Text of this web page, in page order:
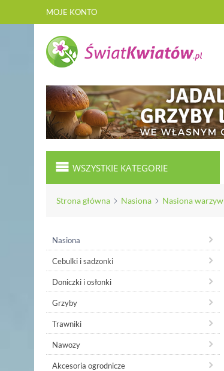
MOJE KONTO
WSZYSTKIE KATEGORIE
Strona główna Nasiona Nasiona warzyw
Nasiona
Cebulki i sadzonki
Doniczki i osłonki
Grzyby
Trawniki
Nawozy
Akcesoria ogrodnicze